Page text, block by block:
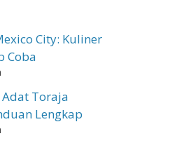
City: Kuliner
Coba
Toraja
Lengkap